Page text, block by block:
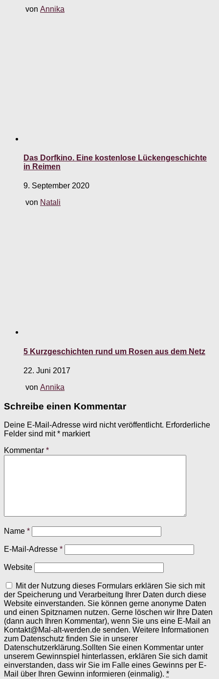
von Annika
Das Dorfkino. Eine kostenlose Lückengeschichte
in Reimen
9. September 2020
von Natali
5 Kurzgeschichten rund um Rosen aus dem Netz
22. Juni 2017
von Annika
Schreibe einen Kommentar
Deine E-Mail-Adresse wird nicht veröffentlicht. Erforderliche
Felder sind mit* markiert
Kommentar *
Name *
E-Mail-Adresse *
Website
Mit der Nutzung dieses Formulars erklären Sie sich mit
der Speicherung und Verarbeitung Ihrer Daten durch diese
Website einverstanden. Sie können gerne anonyme Daten
und einen Spitznamen nutzen. Gerne löschen wir Ihre Daten
(dann auch Ihren Kommentar), wenn Sie uns eine E-Mail an
Kontakt@Mal-alt-werden.de senden. Weitere Informationen
zum Datenschutz finden Sie in unserer
Datenschutzerklärung.Sollten Sie einen Kommentar unter
unserem Gewinnspiel hinterlassen, erklären Sie sich damit
einverstanden, dass wir Sie im Falle eines Gewinns per E-
Mail über Ihren Gewinn informieren (einmalig). *